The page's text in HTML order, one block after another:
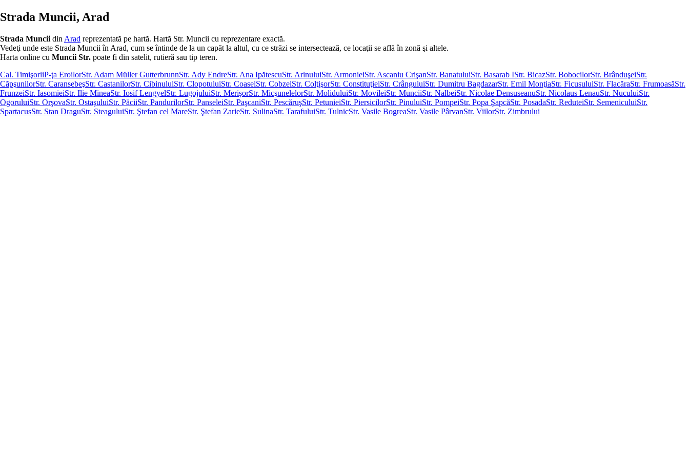
Strada Muncii, Arad
Strada Muncii din Arad reprezentată pe hartă. Hartă Str. Muncii cu reprezentare exactă.
Vedeţi unde este Strada Muncii în Arad, cum se întinde de la un capăt la altul, cu ce străzi se intersectează, ce locaţii se află în zonă şi altele.
Harta online cu Muncii Str. poate fi din satelit, rutieră sau tip teren.
Cal. TimişoriiP-ţa EroilorStr. Adam Müller GutterbrunnStr. Ady EndreStr. Ana IpătescuStr. ArinuluiStr. ArmonieiStr. Ascaniu CrişanStr. BanatuluiStr. Basarab IStr. BicazStr. BobocilorStr. BrânduşeiStr.
CăpşunilorStr. CaransebeşStr. CastanilorStr. CibinuluiStr. ClopotuluiStr. CoaseiStr. CobzeiStr. ColţişorStr. ConstituţieiStr. CrânguluiStr. Dumitru BagdazarStr. Emil MonţiaStr. FicusuluiStr. FlacăraStr. FrumoasăStr.
FrunzeiStr. IasomieiStr. Ilie MineaStr. Iosif LengyelStr. LugojuluiStr. MerişorStr. MicşunelelorStr. MoliduluiStr. MovileiStr. MunciiStr. NalbeiStr. Nicolae DensuseanuStr. Nicolaus LenauStr. NuculuiStr.
OgoruluiStr. OrşovaStr. OstaşuluiStr. PăciiStr. PandurilorStr. PanseleiStr. PaşcaniStr. PescăruşStr. PetunieiStr. PiersicilorStr. PinuluiStr. PompeiStr. Popa ŞapcăStr. PosadaStr. ReduteiStr. SemeniculuiStr.
SpartacusStr. Stan DraguStr. SteaguluiStr. Ştefan cel MareStr. Ştefan ZarieStr. SulinaStr. TarafuluiStr. TulnicStr. Vasile BogreaStr. Vasile PârvanStr. ViilorStr. Zimbrului